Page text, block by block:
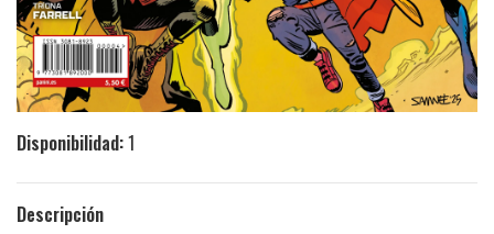
Disponibilidad:1
Descripción